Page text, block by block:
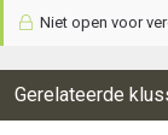
Niet open voor
Gerelateerde